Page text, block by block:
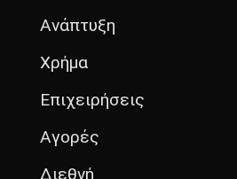
Ανάπτυξη
Χρήμα
Επιχειρήσεις
Αγορές
Διεθνή